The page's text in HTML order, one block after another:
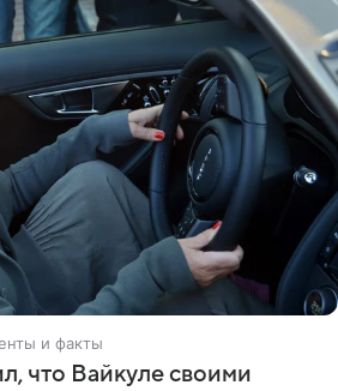
и факты
что Вайкуле своими